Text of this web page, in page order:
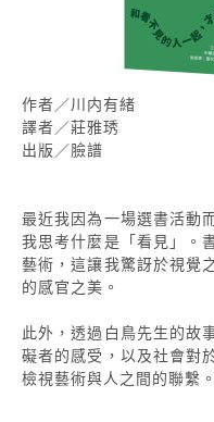
作者／川内有緒
譯者／莊雅琇
出版／臉譜
最近我因為一場選書活動
我思考什麼是「看見」。
藝術，這讓我驚訝於視覺
的感官之美。
此外，透過白鳥先生的故
礙者的感受，以及社會對
檢視藝術與人之間的聯繫。